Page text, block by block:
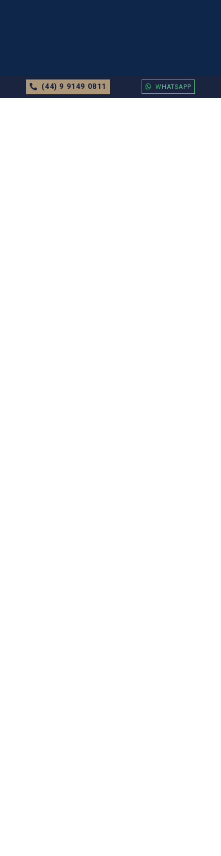
(44) 9 9149 0811 WHATSAPP